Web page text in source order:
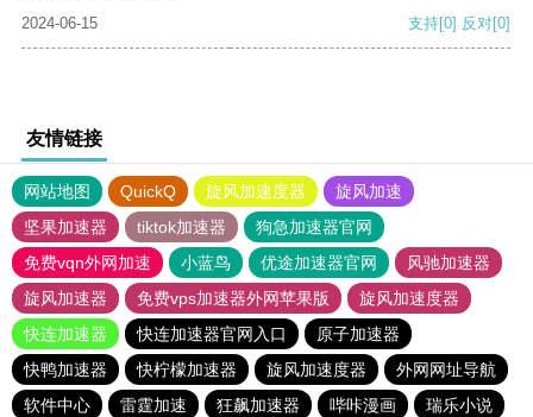
2024-06-15
支持[0] 反对[0]
友情链接
网站地图 QuickQ 旋风加速度器
旋风加速
坚果加速器
tiktok加速器
狗急加速器官网
免费vqn外网加速
小蓝鸟 优途加速器官网
风驰加速器
旋风加速器
免费vps加速器外网苹果版
旋风加速度器
快连加速器
快连加速器官网入口
原子加速器
快鸭加速器
快柠檬加速器 旋风加速度器
外网网址导航
软件中心
雷霆加速 狂飙加速器 哔咔漫画
瑞乐小说